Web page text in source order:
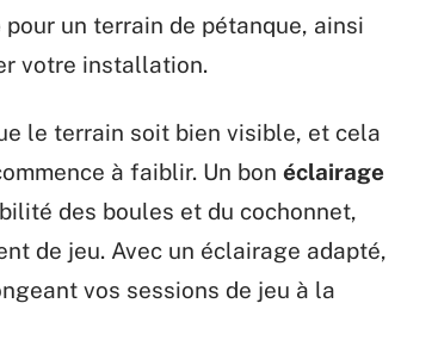
pour un terrain de pétanque, ainsi
votre installation.
le terrain soit bien visible, et cela
à faiblir. Un bon éclairage
des boules et du cochonnet,
de jeu. Avec un éclairage adapté,
vos sessions de jeu à la